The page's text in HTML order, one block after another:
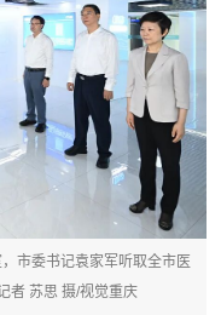
市委书记袁家军听取全市医
者 苏思 摄/视觉重庆